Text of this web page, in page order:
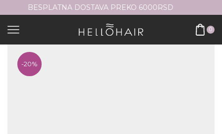
6000RSD BESPLATNA DOSTAVA
0
-20%